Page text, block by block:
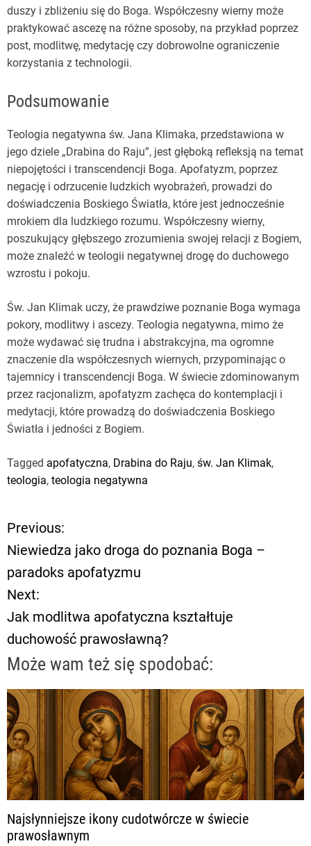
duszy i zbliżeniu się do Boga. Współczesny wierny może
praktykować ascezę na różne sposoby, na przykład poprzez
post, modlitwę, medytację czy dobrowolne ograniczenie
korzystania z technologii.
Podsumowanie
Teologia negatywna św. Jana Klimaka, przedstawiona w
jego dziele „Drabina do Raju”, jest głęboką refleksją na temat
niepojętości i transcendencji Boga. Apofatyzm, poprzez
negację i odrzucenie ludzkich wyobrażeń, prowadzi do
doświadczenia Boskiego Światła, które jest jednocześnie
mrokiem dla ludzkiego rozumu. Współczesny wierny,
poszukujący głębszego zrozumienia swojej relacji z Bogiem,
może znaleźć w teologii negatywnej drogę do duchowego
wzrostu i pokoju.
Św. Jan Klimak uczy, że prawdziwe poznanie Boga wymaga
pokory, modlitwy i ascezy. Teologia negatywna, mimo że
może wydawać się trudna i abstrakcyjna, ma ogromne
znaczenie dla współczesnych wiernych, przypominając o
tajemnicy i transcendencji Boga. W świecie zdominowanym
przez racjonalizm, apofatyzm zachęca do kontemplacji i
medytacji, które prowadzą do doświadczenia Boskiego
Światła i jedności z Bogiem.
Tagged apofatyczna, Drabina do Raju, św. Jan Klimak,
teologia, teologia negatywna
N
a
w
i
g
a
c
j
a
w
Previous:
Niewiedza jako droga do poznania Boga –
paradoks apofatyzmu
Next:
Jak modlitwa apofatyczna kształtuje
duchowość prawosławną?
Może wam też się spodobać:
Najsłynniejsze ikony cudotwórcze w świecie
prawosławnym